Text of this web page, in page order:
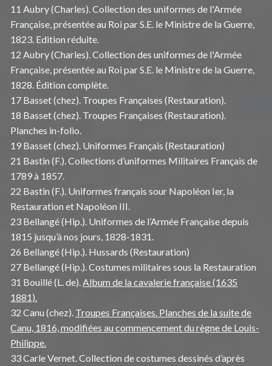
11 Aubry (Charles). Collection des uniformes de l'Armée
Française, présentée au Roi par S.E. le Ministre de la Guerre,
1823. Edition réduite.
12 Aubry (Charles). Collection des uniformes de l'Armée
Française, présentée au Roi par S.E. le Ministre de la Guerre,
1828. Édition complète.
17 Basset (chez). Troupes Françaises (Restauration).
18 Basset (chez). Troupes Françaises (Restauration).
Planches in-folio.
19 Basset (chez). Uniformes Français (Restauration)
21 Bastin (F.). Collections d’uniformes Militaires Français de
1789 à 1857.
22 Bastin (F.). Uniformes français sour Napoléon Ier, la
Restauration et Napoléon III.
23 Bellangé (Hip.). Uniformes de l’Armée Française depuis
1815 jusqu’à nos jours, 1828-1831.
26 Bellangé (Hip.). Hussards (Restauration)
27 Bellangé (Hip.). Costumes militaires sous la Restauration
31 Bouillé (L. de). Album de la cavalerie française (1635
1881).
32 Canu (chez). Troupes Françaises. Planches de la suite de
Canu, 1816, modifiées au commencement du règne de Louis-
Philippe.
33 Carle Vernet. Collection de costumes dessinés d’après